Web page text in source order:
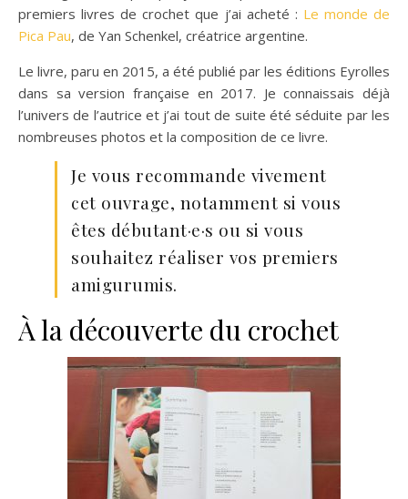
premiers livres de crochet que j’ai acheté : Le monde de
Pica Pau, de Yan Schenkel, créatrice argentine.
Le livre, paru en 2015, a été publié par les éditions Eyrolles
dans sa version française en 2017. Je connaissais déjà
l’univers de l’autrice et j’ai tout de suite été séduite par les
nombreuses photos et la composition de ce livre.
Je vous recommande vivement
cet ouvrage, notamment si vous
êtes débutant·e·s ou si vous
souhaitez réaliser vos premiers
amigurumis.
À la découverte du crochet